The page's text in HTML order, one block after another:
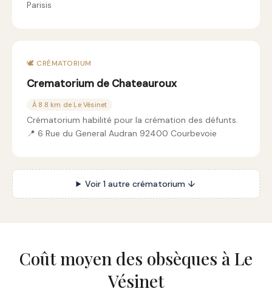
Parisis
🕊️ CRÉMATORIUM
Crematorium de Chateauroux
À 8.8 km de Le Vésinet
Crématorium habilité pour la crémation des défunts.
📍 6 Rue du General Audran 92400 Courbevoie
Voir 1 autre crématorium ↓
Coût moyen des obsèques à Le
Vésinet